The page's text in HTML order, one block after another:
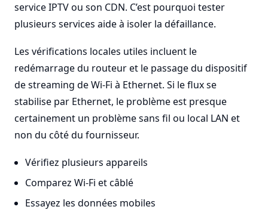
service IPTV ou son CDN. C’est pourquoi tester
plusieurs services aide à isoler la défaillance.
Les vérifications locales utiles incluent le
redémarrage du routeur et le passage du dispositif
de streaming de Wi-Fi à Ethernet. Si le flux se
stabilise par Ethernet, le problème est presque
certainement un problème sans fil ou local LAN et
non du côté du fournisseur.
Vérifiez plusieurs appareils
Comparez Wi-Fi et câblé
Essayez les données mobiles